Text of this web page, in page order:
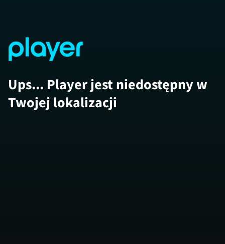
Ups... Player jest niedostępny w
Twojej lokalizacji